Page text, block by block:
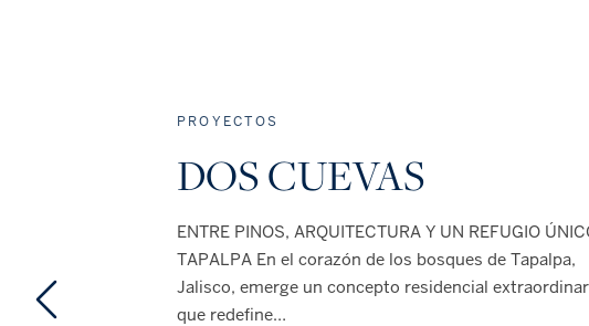
PROYECTOS
DOS CUEVAS
ENTRE PINOS, ARQUITECTURA Y UN REFUGIO
TAPALPA En el corazón de los bosques de Tapalpa,
Jalisco, emerge un concepto residencial
que redefine…